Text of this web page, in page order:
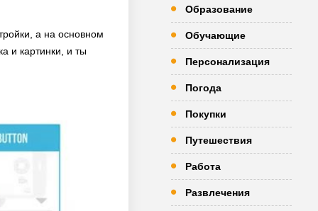
а на основном
и картинки, и ты
Образование
Обучающие
Персонализация
Погода
Покупки
Путешествия
Работа
Развлечения